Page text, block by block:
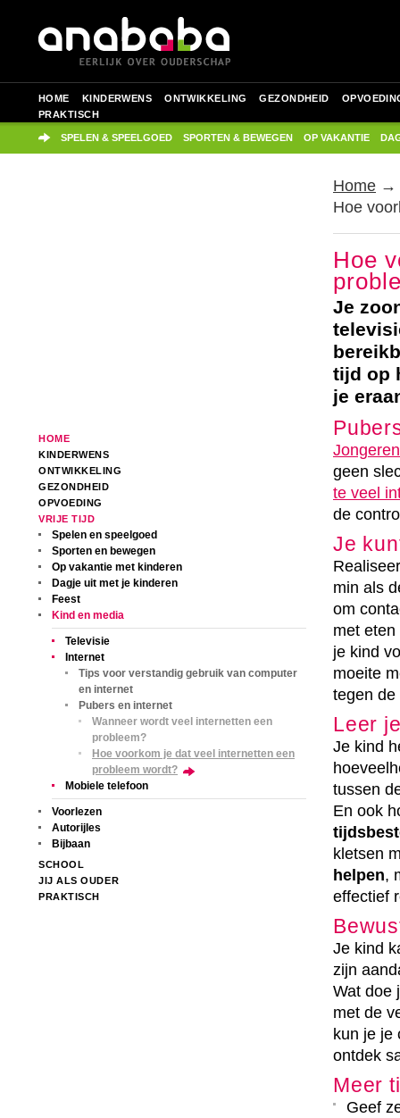
HOME KINDERWENS ONTWIKKELING GEZONDHEID
PRAKTISCH
SPELEN & SPEELGOED SPORTEN & BEWEGEN OP VAKANTIE
HOME
KINDERWENS
ONTWIKKELING
GEZONDHEID
OPVOEDING
VRIJE TIJD
Spelen en speelgoed
Sporten en bewegen
Op vakantie met kinderen
Dagje uit met je kinderen
Feest
Kind en media
Televisie
Internet
Tips voor verstandig gebruik van computer
en internet
Pubers en internet
Wanneer wordt veel internetten een
probleem?
Hoe voorkom je dat veel internetten een
probleem wordt?
Mobiele telefoon
Voorlezen
Autorijles
Bijbaan
SCHOOL
JIJ ALS OUDER
PRAKTISCH
Home →
Hoe
Hoe
Je
tijd op
je
geen
te veel
de
Je
min als
om
met
je kind
moeite
tegen
Leer
Je kind
tussen
En ook
kletsen
helpen,
effectief
Je kind
zijn
Wat doe
met de
kun je je
ontdek
Meer
Geef